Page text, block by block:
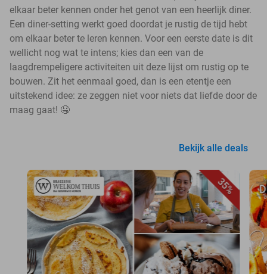
elkaar beter kennen onder het genot van een heerlijk diner.
Een diner-setting werkt goed doordat je rustig de tijd hebt
om elkaar beter te leren kennen. Voor een eerste date is dit
wellicht nog wat te intens; kies dan een van de
laagdrempeligere activiteiten uit deze lijst om rustig op te
bouwen. Zit het eenmaal goed, dan is een etentje een
uitstekend idee: ze zeggen niet voor niets dat liefde door de
maag gaat! 🤤
Bekijk alle deals
35%